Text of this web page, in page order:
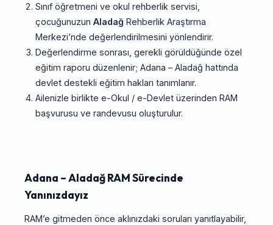
Sınıf öğretmeni ve okul rehberlik servisi,
çocuğunuzun Aladağ Rehberlik Araştırma
Merkezi’nde değerlendirilmesini yönlendirir.
Değerlendirme sonrası, gerekli görüldüğünde özel
eğitim raporu düzenlenir; Adana – Aladağ hattında
devlet destekli eğitim hakları tanımlanır.
Ailenizle birlikte e-Okul / e-Devlet üzerinden RAM
başvurusu ve randevusu oluşturulur.
Adana – Aladağ RAM Sürecinde
Yanınızdayız
RAM’e gitmeden önce aklınızdaki soruları yanıtlayabilir,